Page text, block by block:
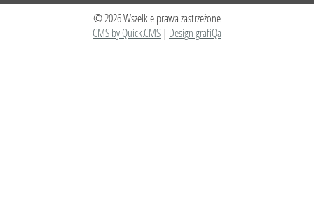
© 2026 Wszelkie prawa zastrzeżone
CMS by Quick.CMS | Design grafiQa